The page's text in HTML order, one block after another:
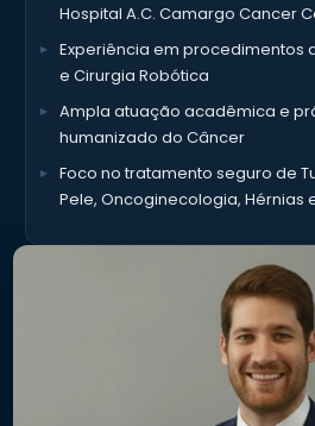
Hospital A.C. Camargo Cancer
Experiência em procedimentos
e Cirurgia Robótica
Ampla atuação acadêmica e
humanizado do Câncer
Foco no tratamento seguro de
Pele, Oncoginecologia, Hérnias